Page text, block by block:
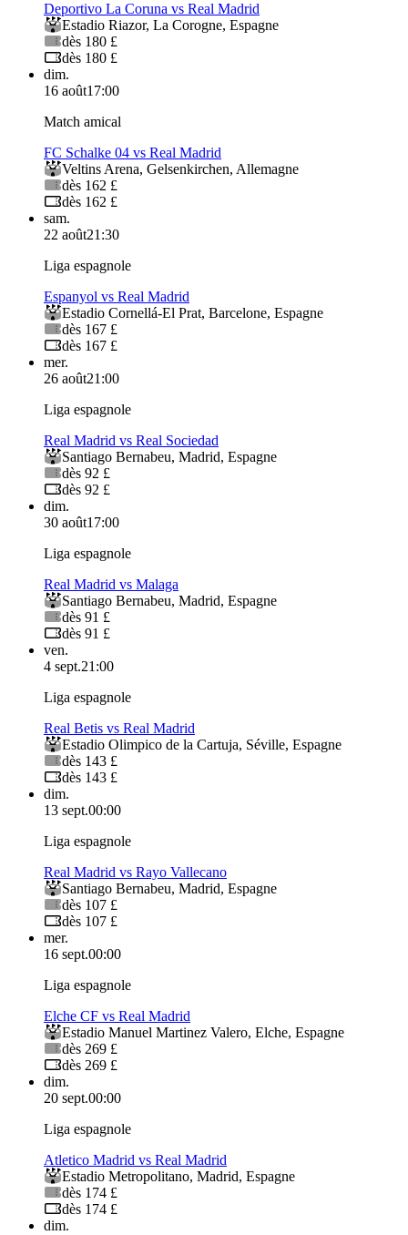
Deportivo La Coruna vs Real Madrid
Estadio Riazor, La Corogne, Espagne
dès 180 £
dès 180 £
dim.
16 août17:00
Match amical
FC Schalke 04 vs Real Madrid
Veltins Arena, Gelsenkirchen, Allemagne
dès 162 £
dès 162 £
sam.
22 août21:30
Liga espagnole
Espanyol vs Real Madrid
Estadio Cornellá-El Prat, Barcelone, Espagne
dès 167 £
dès 167 £
mer.
26 août21:00
Liga espagnole
Real Madrid vs Real Sociedad
Santiago Bernabeu, Madrid, Espagne
dès 92 £
dès 92 £
dim.
30 août17:00
Liga espagnole
Real Madrid vs Malaga
Santiago Bernabeu, Madrid, Espagne
dès 91 £
dès 91 £
ven.
4 sept.21:00
Liga espagnole
Real Betis vs Real Madrid
Estadio Olimpico de la Cartuja, Séville, Espagne
dès 143 £
dès 143 £
dim.
13 sept.00:00
Liga espagnole
Real Madrid vs Rayo Vallecano
Santiago Bernabeu, Madrid, Espagne
dès 107 £
dès 107 £
mer.
16 sept.00:00
Liga espagnole
Elche CF vs Real Madrid
Estadio Manuel Martinez Valero, Elche, Espagne
dès 269 £
dès 269 £
dim.
20 sept.00:00
Liga espagnole
Atletico Madrid vs Real Madrid
Estadio Metropolitano, Madrid, Espagne
dès 174 £
dès 174 £
dim.